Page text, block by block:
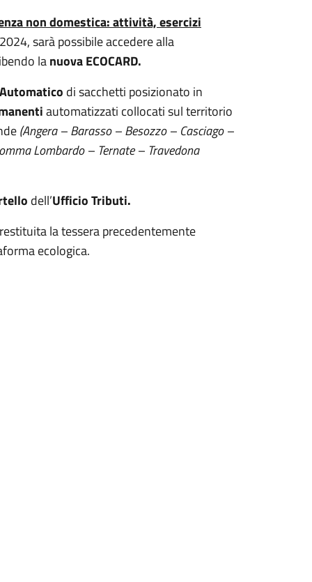
non domestica: attività, esercizi
sarà possibile accedere alla
lanuova ECOCARD.
di sacchetti posizionato in
automatizzati collocati sul territorio
(Angera – Barasso – Besozzo – Casciago –
Lombardo – Ternate – Travedona
dell’Ufficio Tributi.
la tessera precedentemente
ecologica.